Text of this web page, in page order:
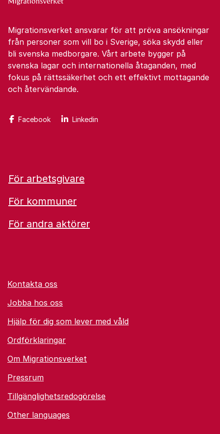
Migrationsverket ansvarar för att pröva ansökningar
från personer som vill bo i Sverige, söka skydd eller
bli svenska medborgare. Vårt arbete bygger på
svenska lagar och internationella åtaganden, med
fokus på rättssäkerhet och ett effektivt mottagande
och återvändande.
Facebook Linkedin
För arbetsgivare
För kommuner
För andra aktörer
Kontakta oss
Jobba hos oss
Hjälp för dig som lever med våld
Ordförklaringar
Om Migrationsverket
Pressrum
Tillgänglighetsredogörelse
Other languages